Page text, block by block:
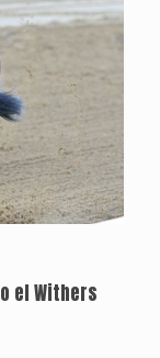
el Withers